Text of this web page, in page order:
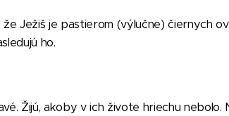
Ježiš je pastierom (výlučne) čiernych
ho.
Žijú, akoby v ich živote hriechu nebolo.